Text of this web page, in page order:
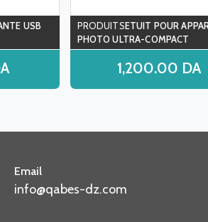
USB
ETUIT POUR
PHOTO ULTRA-COMPACT
1,200.00 DA
Email
info@qabes-dz.com